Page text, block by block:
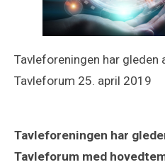
Tavleforeningen har gleden
Tavleforum 25. april 2019
Tavleforeningen har
Tavleforum med